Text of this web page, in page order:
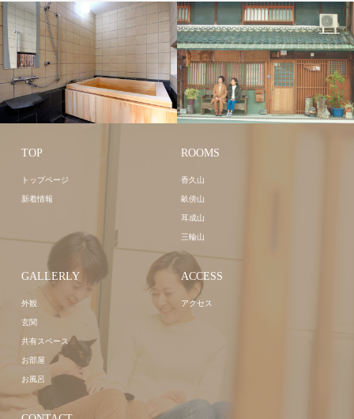
TOP
トップページ
新着情報
ROOMS
香久山
畝傍山
耳成山
三輪山
GALLERLY
外観
玄関
共有スペース
お部屋
お風呂
ACCESS
アクセス